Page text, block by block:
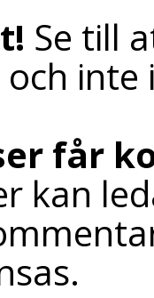
Se till
får
kan